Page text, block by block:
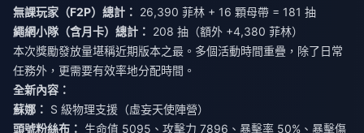
無課玩家（F2P）總計： 26,390 菲林 + 16 顆母帶 = 181 抽
繩網小隊（含月卡）總計： 208 抽（額外 +4,380 菲林）
本次獎勵發放量堪稱近期版本之最。多個活動時間重疊，除了日常
任務外，更需要有效率地分配時間。
全新內容：
蘇娜： S 級物理支援（虛妄天使陣營）
頭號粉絲布： 生命值 5095、攻擊力 7896、暴擊率 50%、暴擊傷